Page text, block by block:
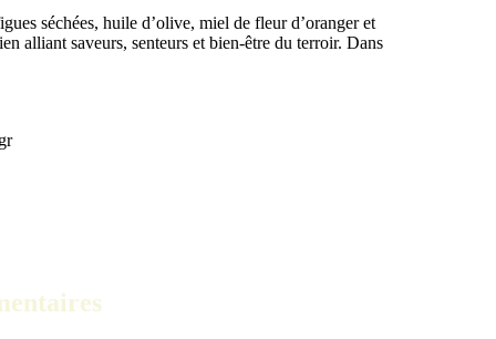
séchées, huile d’olive, miel de fleur d’oranger et
alliant saveurs, senteurs et bien-être du terroir. Dans